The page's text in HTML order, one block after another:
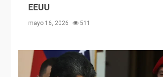
EEUU
mayo 16, 2026 511